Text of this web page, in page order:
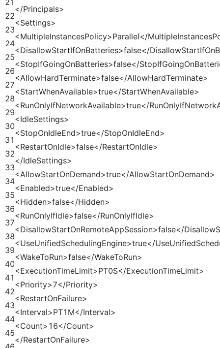
22
23
24
25
26
27
28
29
30
31
32
33
34
35
36
37
38
39
40
41
42
43
44
45
</Principals>
<Settings>
<MultipleInstancesPolicy>Parallel</
<DisallowStartIfOnBatteries>false</
<StopIfGoingOnBatteries>false</
<AllowHardTerminate>false</AllowHardTerminate>
<StartWhenAvailable>true</StartWhenAvailable>
<RunOnlyIfNetworkAvailable>true</
<IdleSettings>
<StopOnIdleEnd>true</StopOnIdleEnd>
<RestartOnIdle>false</RestartOnIdle>
</IdleSettings>
<AllowStartOnDemand>true</AllowStartOnDemand>
<Enabled>true</Enabled>
<Hidden>false</Hidden>
<RunOnlyIfIdle>false</RunOnlyIfIdle>
<DisallowStartOnRemoteAppSession>false</
<UseUnifiedSchedulingEngine>true</
<WakeToRun>false</WakeToRun>
<ExecutionTimeLimit>PT0S</ExecutionTimeLimit>
<Priority>7</Priority>
<RestartOnFailure>
<Interval>PT1M</Interval>
<Count>16</Count>
</RestartOnFailure>